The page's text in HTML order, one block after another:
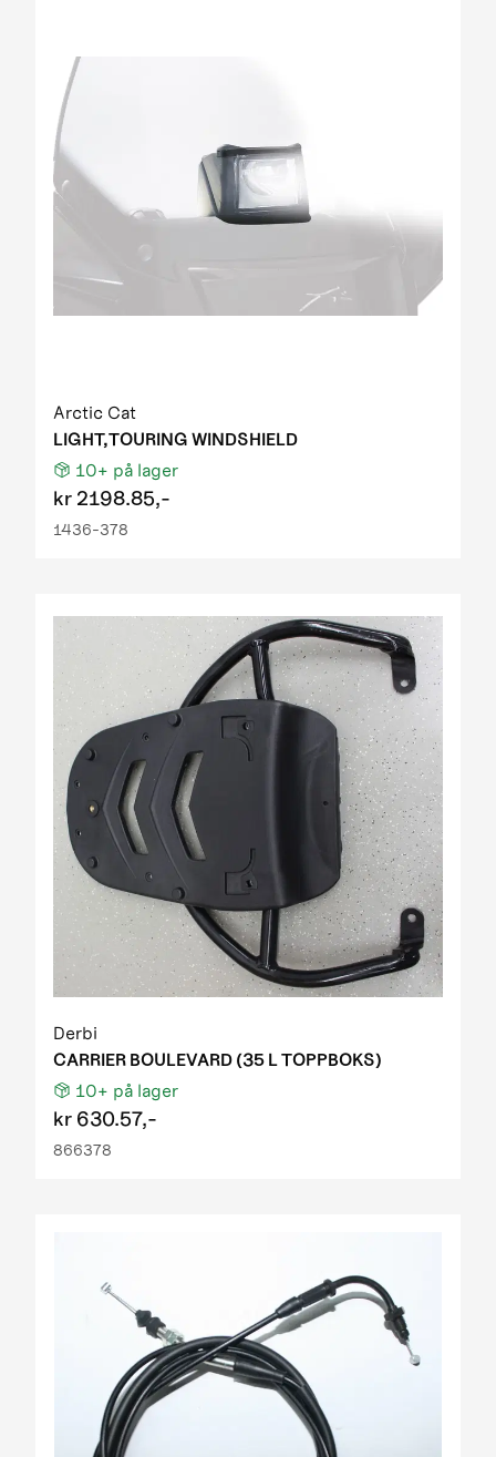
Arctic Cat
LIGHT,TOURING WINDSHIELD
10+ på lager
kr 2198.85,-
1436-378
Derbi
CARRIER BOULEVARD (35 L TOPPBOKS)
10+ på lager
kr 630.57,-
866378